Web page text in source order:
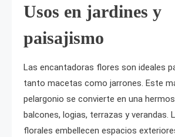
Usos en jardines y
paisajismo
Las encantadoras flores son ideales
tanto macetas como jarrones. Este
pelargonio se convierte en una
balcones, logias, terrazas y verandas.
florales embellecen espacios